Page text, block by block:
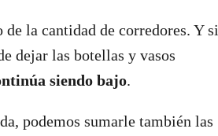
la cantidad de corredores. Y si
dejar las botellas y vasos
siendo bajo.
podemos sumarle también las